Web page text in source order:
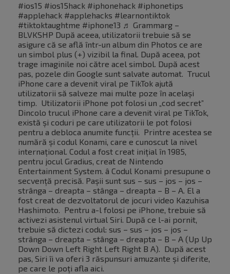
#ios15 #ios15hack #iphonehack #iphonetips
#applehack #applehacks #learnontiktok
#tiktoktaughtme #iphone13 ♬ Grammarg –
BLVKSHP După aceea, utilizatorii trebuie să se
asigure că se află într-un album din Photos ce are
un simbol plus (+) vizibil la final. După aceea, pot
trage imaginile noi către acel simbol. După acest
pas, pozele din Google sunt salvate automat. Trucul
iPhone care a devenit viral pe TikTok ajută
utilizatorii să salveze mai multe poze în același
timp. Utilizatorii iPhone pot folosi un „cod secret”
Dincolo trucul iPhone care a devenit viral pe TikTok,
există și coduri pe care utilizatorii le pot folosi
pentru a debloca anumite funcții. Printre acestea se
numără și codul Konami, care e cunoscut la nivel
internațional. Codul a fost creat inițial în 1985,
pentru jocul Gradius, creat de Nintendo
Entertainment System. â Codul Konami presupune o
secvență precisă. Pașii sunt sus – sus – jos – jos –
strânga – dreapta – stânga – dreapta – B – A. El a
fost creat de dezvoltatorul de jocuri video Kazuhisa
Hashimoto. Pentru a-l folosi pe iPhone, trebuie să
activezi asistenul virtual Siri. După ce l-ai pornit,
trebuie să dictezi codul: sus – sus – jos – jos –
strânga – dreapta – stânga – dreapta – B – A (Up Up
Down Down Left Right Left Right B A). După acest
pas, Siri îi va oferi 3 răspunsuri amuzante și diferite,
pe care le poți afla aici.